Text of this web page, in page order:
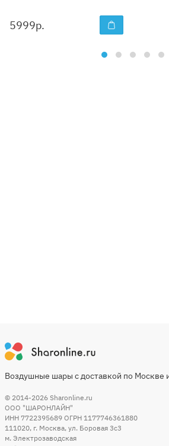
5999р.
Воздушные шары с доставкой по Москве
© 2014-2026 Sharonline.ru
ООО "ШАРОНЛАЙН"
ИНН 7722395689 ОГРН 1177746361880
111020, г. Москва, ул. Боровая 3c3
м. Электрозаводская